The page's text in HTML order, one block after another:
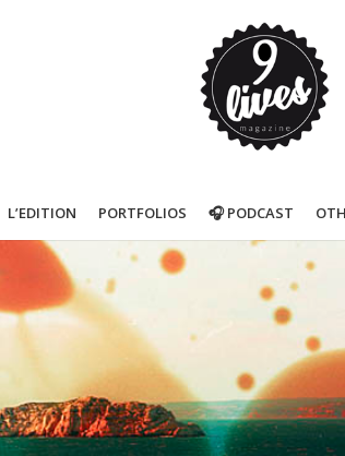
L’EDITION PORTFOLIOS 🎧 PODCAST